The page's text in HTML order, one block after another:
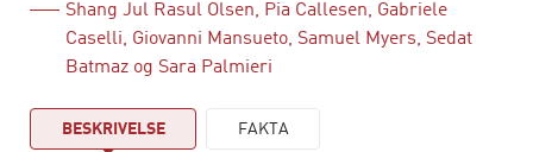
Shang Jul Rasul Olsen, Pia Callesen, Gabriele
Caselli, Giovanni Mansueto, Samuel Myers, Sedat
Batmaz og Sara Palmieri
BESKRIVELSE FAKTA